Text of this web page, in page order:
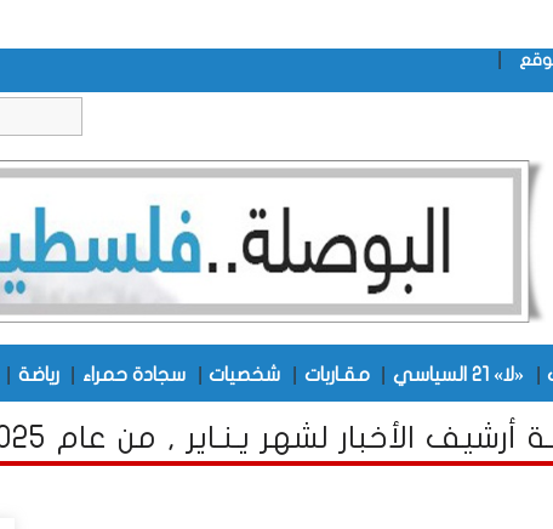
«لا» 21 السياسي مقـاربات شخصيات سجادة حمراء رياضة
أرشيف الأخبار لشهر يـنـاير , من عام 2025